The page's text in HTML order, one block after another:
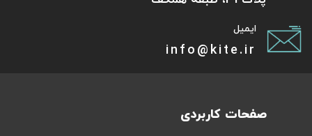
ایمیل
info@kite.ir
صفحات کاربردی